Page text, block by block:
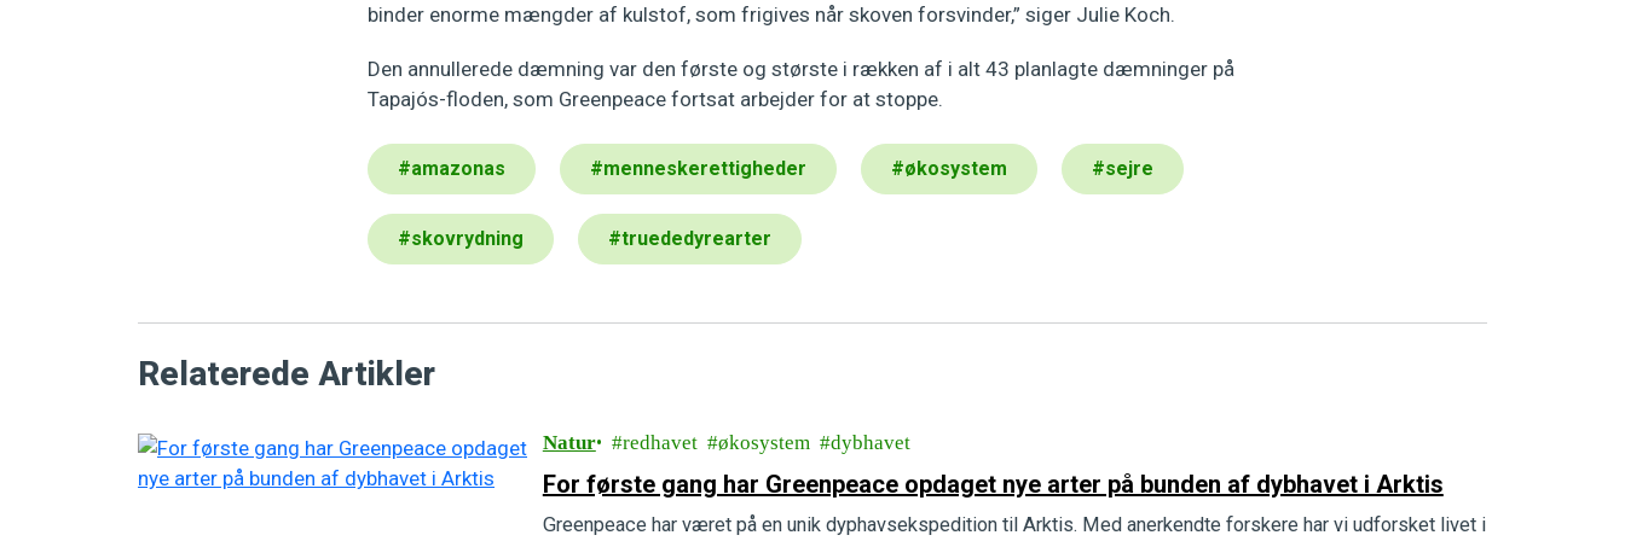
binder enorme mængder af kulstof, som frigives når skoven forsvinder,” siger Julie Koch.
Den annullerede dæmning var den første og største i rækken af i alt 43 planlagte dæmninger på
Tapajós-floden, som Greenpeace fortsat arbejder for at stoppe.
#amazonas #menneskerettigheder #økosystem #sejre
#skovrydning #truededyrearter
Relaterede Artikler
Natur redhavet økosystem dybhavet
For første gang har Greenpeace opdaget nye arter på bunden af dybhavet i Arktis
Greenpeace har været på en unik dyphavsekspedition til Arktis. Med anerkendte forskere har vi udforsket livet i